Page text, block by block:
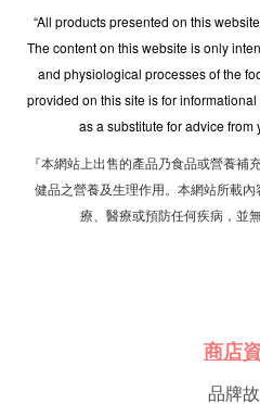
“All products presented on this
The content on this website is only
and physiological processes of the
provided on this site is for
as a substitute for advice from
『本網站上出售的產品乃食品或營養
健品之營養及生理作用。本網站所載
療、醫療或預防任何疾病，並
商店
品牌